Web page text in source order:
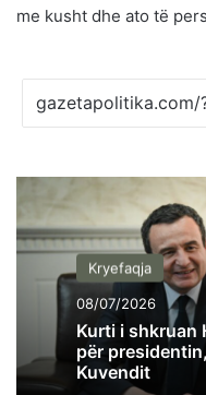
me kusht dhe ato të
Kryefaqja
08/07/2026
Kurti i shkruan
për
Kuvendit